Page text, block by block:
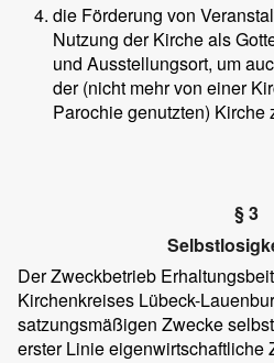
die Förderung von
Nutzung der Kirche als
und Ausstellungsort, um
der (nicht mehr von einer
Parochie genutzten) Kirche
§ 3
Der Zweckbetrieb
Kirchenkreises Lübeck-
satzungsmäßigen Zwecke
erster Linie eigenwirtschaftliche